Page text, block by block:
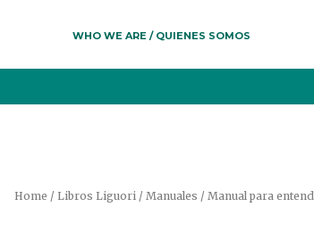
WHO WE ARE / QUIENES SOMOS
Home / Libros Liguori/ Manuales / Manual para